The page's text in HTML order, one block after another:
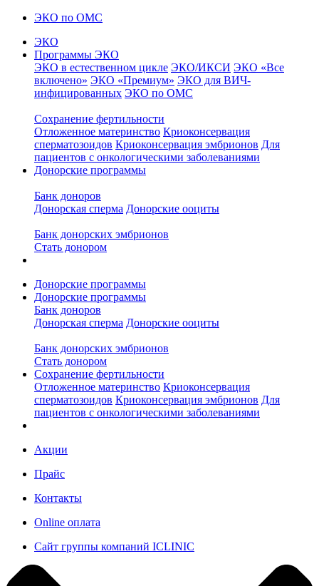
ЭКО по ОМС
ЭКО
Программы ЭКО
ЭКО в естественном цикле ЭКО/ИКСИ ЭКО «Все
включено» ЭКО «Премиум» ЭКО для ВИЧ-
инфицированных ЭКО по ОМС
Сохранение фертильности
Отложенное материнство Криоконсервация
сперматозоидов Криоконсервация эмбрионов Для
пациентов с онкологическими заболеваниями
Донорские программы
Банк доноров
Донорская сперма Донорские ооциты
Банк донорских эмбрионов
Стать донором
Донорские программы
Донорские программы
Банк доноров
Донорская сперма Донорские ооциты
Банк донорских эмбрионов
Стать донором
Сохранение фертильности
Отложенное материнство Криоконсервация
сперматозоидов Криоконсервация эмбрионов Для
пациентов с онкологическими заболеваниями
Акции
Прайс
Контакты
Online оплата
Сайт группы компаний ICLINIC